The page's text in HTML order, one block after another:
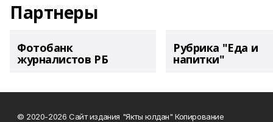
Партнеры
Фотобанк
журналистов РБ
Рубрика "Еда и
напитки"
© 2020-2026 Сайт издания "Якты юлдан" Копирование